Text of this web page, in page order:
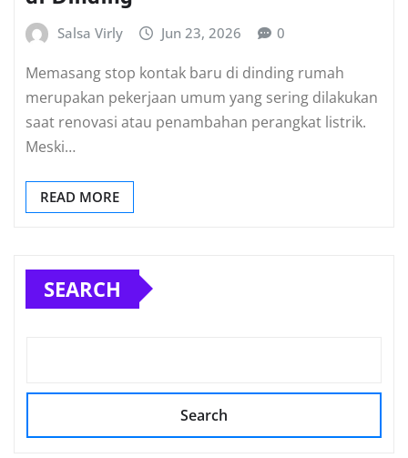
Salsa Virly Jun 23, 2026 0
Memasang stop kontak baru di dinding rumah
merupakan pekerjaan umum yang sering dilakukan
saat renovasi atau penambahan perangkat listrik.
Meski…
READ MORE
SEARCH
Search